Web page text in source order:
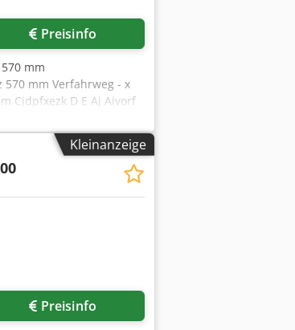
Preisinfo
mm
mm Verfahrweg - x
Cjdpfxezk D E Aj Aivorf
MSG-805 V
mm
Kleinanzeige
Preisinfo